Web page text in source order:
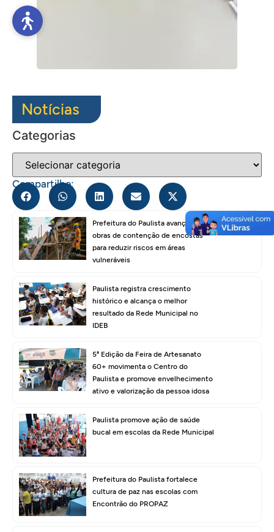
Notícias
Categorias
Compartilhe:
Prefeitura do Paulista avança em
obras de contenção de encostas
para reduzir riscos em áreas
vulneráveis
Paulista registra crescimento
histórico e alcança o melhor
resultado da Rede Municipal no
IDEB
5ª Edição da Feira de Artesanato
60+ movimenta o Centro do
Paulista e promove envelhecimento
ativo e valorização da pessoa idosa
Paulista promove ação de saúde
bucal em escolas da Rede Municipal
Prefeitura do Paulista fortalece
cultura de paz nas escolas com
Encontrão do PROPAZ